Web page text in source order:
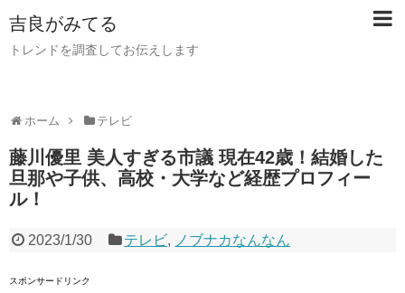
吉良がみてる
トレンドを調査してお伝えします
ホーム テレビ
藤川優里 美人すぎる市議 現在42歳！結婚した
旦那や子供、高校・大学など経歴プロフィー
ル！
2023/1/30 テレビ, ノブナカなんなん
スポンサードリンク